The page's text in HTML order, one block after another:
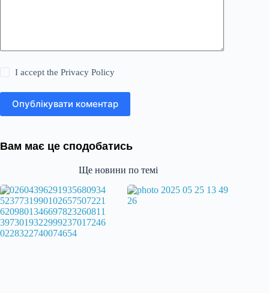
I accept thePrivacy Policy
Опублікувати коментар
Вам має це сподобатись
Ще новини по темі